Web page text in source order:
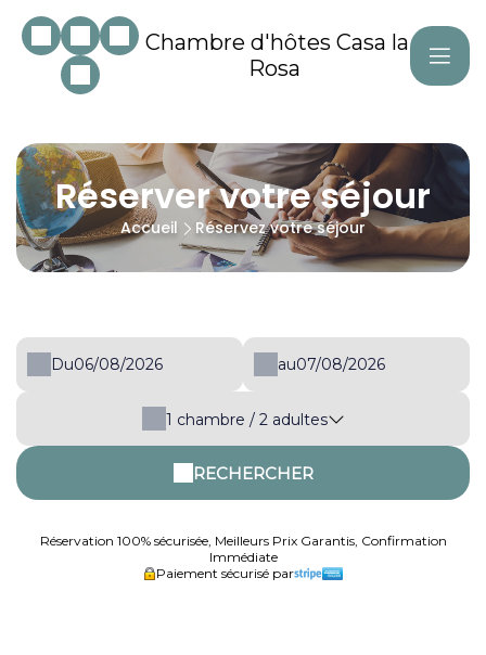
Chambre d'hôtes Casa la
Rosa
Réserver votre séjour
Accueil Réservez votre séjour
Du au
1 chambre / 2 adultes
RECHERCHER
Réservation 100% sécurisée, Meilleurs Prix Garantis, Confirmation
Immédiate
Paiement sécurisé par